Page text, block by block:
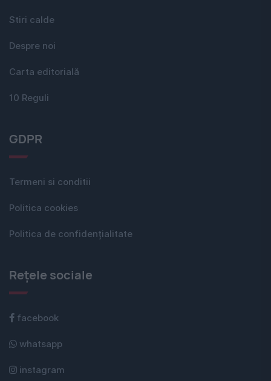
Stiri calde
Despre noi
Carta editorială
10 Reguli
GDPR
Termeni si conditii
Politica cookies
Politica de confidențialitate
Rețele sociale
facebook
whatsapp
instagram